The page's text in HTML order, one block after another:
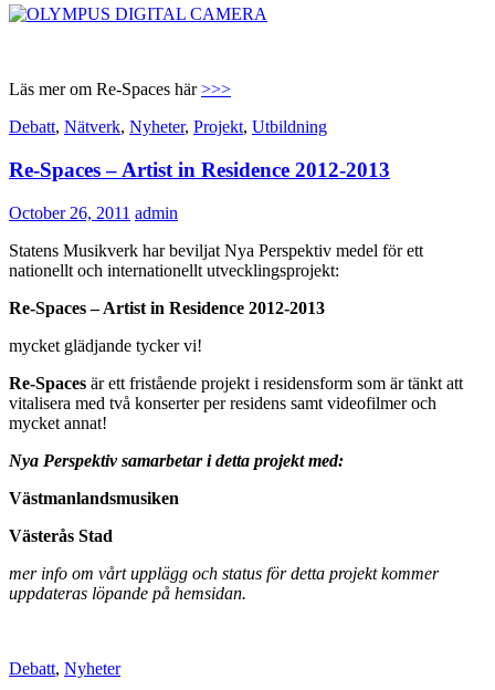
Läs mer om Re-Spaces här>>>
Debatt, Nätverk, Nyheter, Projekt, Utbildning
Re-Spaces – Artist in Residence 2012-2013
October 26, 2011 admin
Statens Musikverk har beviljat Nya Perspektiv medel för ett
nationellt och internationellt utvecklingsprojekt:
Re-Spaces – Artist in Residence 2012-2013
mycket glädjande tycker vi!
Re-Spaces är ett fristående projekt i residensform som är tänkt att
vitalisera med två konserter per residens samt videofilmer och
mycket annat!
Nya Perspektiv samarbetar i detta projekt med:
Västmanlandsmusiken
Västerås Stad
mer info om vårt upplägg och status för detta projekt kommer
uppdateras löpande på hemsidan.
Debatt, Nyheter